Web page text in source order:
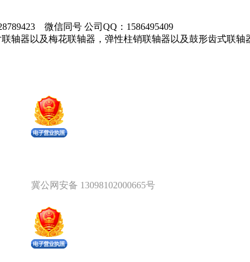
微信同号 公司QQ：1586495409
轴器以及梅花联轴器，弹性柱销联轴器以及鼓形齿式联轴
冀公网安备 13098102000665号